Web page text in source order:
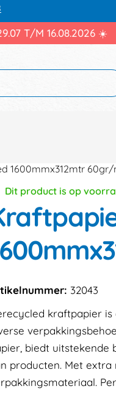
T/M 16.08.2026 ☀️
1600mmx312mtr 60gr/
Dit product is op
32043
kraftpapier
biedt uitstekende
producten. Met